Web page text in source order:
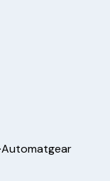
·Automatgear